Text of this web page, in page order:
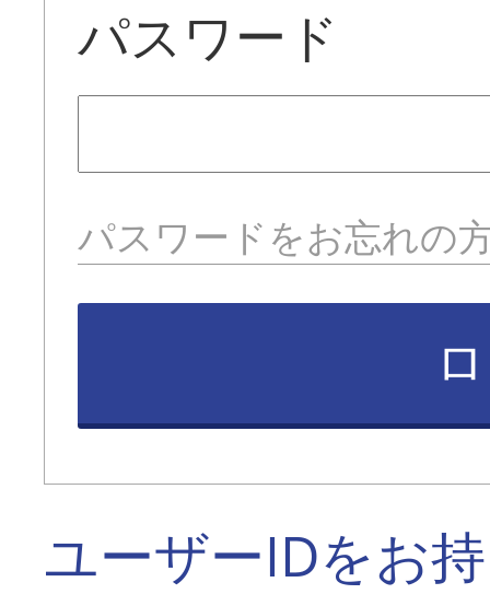
パスワード
パスワードをお忘れの
ユーザーIDをお